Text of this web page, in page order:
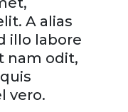
A alias
illo labore
nam odit,
vero.